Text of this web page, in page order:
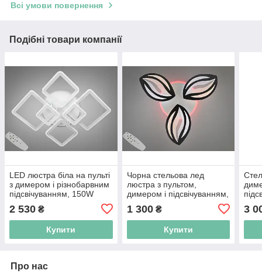
Всі умови повернення
Подібні товари компанії
LED люстра біла на пульті
з димером і різнобарвним
підсвічуванням, 150W
2 530 ₴
Купити
Чорна стельова лед
люстра з пультом,
димером і підсвічуванням,
1 300₴
Купити
3
Про нас